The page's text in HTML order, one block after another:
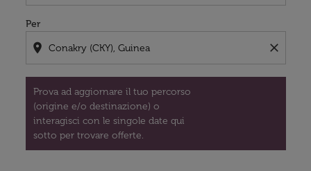
Per
location_on close
Prova ad aggiornare il tuo percorso
(origine e/o destinazione) o
interagisci con le singole date qui
sotto per trovare offerte.